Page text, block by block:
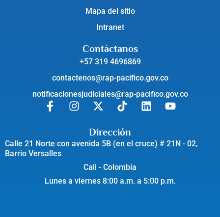
Mapa del sitio
Intranet
Contáctanos
+57 319 4696869
contactenos@rap-pacifico.gov.co
notificacionesjudiciales@rap-pacifico.gov.co
Dirección
Calle 21 Norte con avenida 5B (en el cruce) # 21N - 02,
Barrio Versalles
Cali - Colombia
Lunes a viernes 8:00 a.m. a 5:00 p.m.